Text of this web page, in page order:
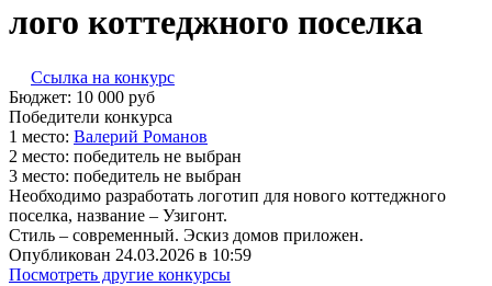
лого коттеджного поселка
Ссылка на конкурс
Бюджет: 10 000 руб
Победители конкурса
1 место: Ва­лерий Ро­манов
2 место: победитель не выбран
3 место: победитель не выбран
Необходимо разработать логотип для нового коттеджного
поселка, название – Узигонт.
Стиль – современный. Эскиз домов приложен.
Опубликован 24.03.2026 в 10:59
Посмотреть другие конкурсы